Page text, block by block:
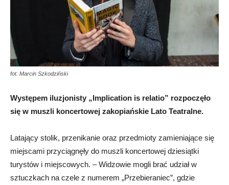
fot. Marcin Szkodziński
Występem iluzjonisty „Implication is relatio” rozpoczęło
się w muszli koncertowej zakopiańskie Lato Teatralne.
Latający stolik, przenikanie oraz przedmioty zamieniające się
miejscami przyciągnęły do muszli koncertowej dziesiątki
turystów i miejscowych. – Widzowie mogli brać udział w
sztuczkach na czele z numerem „Przebieraniec”, gdzie